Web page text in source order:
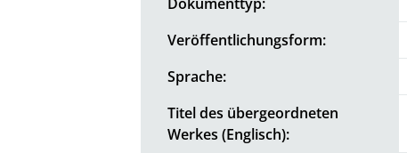
Veröffentlichungsform:
Sprache:
Titel des übergeordneten
Werkes (Englisch):